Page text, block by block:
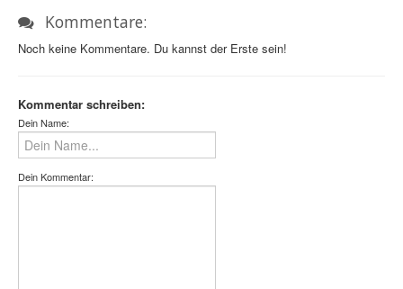
Kommentare:
Noch keine Kommentare. Du kannst der Erste sein!
Kommentar schreiben:
Dein Name:
Dein Kommentar: